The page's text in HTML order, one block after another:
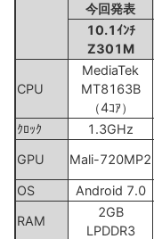
今回発表
10.1ｲﾝﾁ
Z301M
CPU
MediaTek
MT8163B
（4ｺｱ）
ｸﾛｯｸ
1.3GHz
GPU
Mali-720MP2
OS Android 7.0
RAM
2GB
LPDDR3